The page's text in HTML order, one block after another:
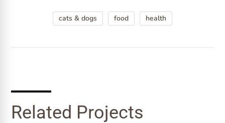
cats & dogs food health
Related Projects